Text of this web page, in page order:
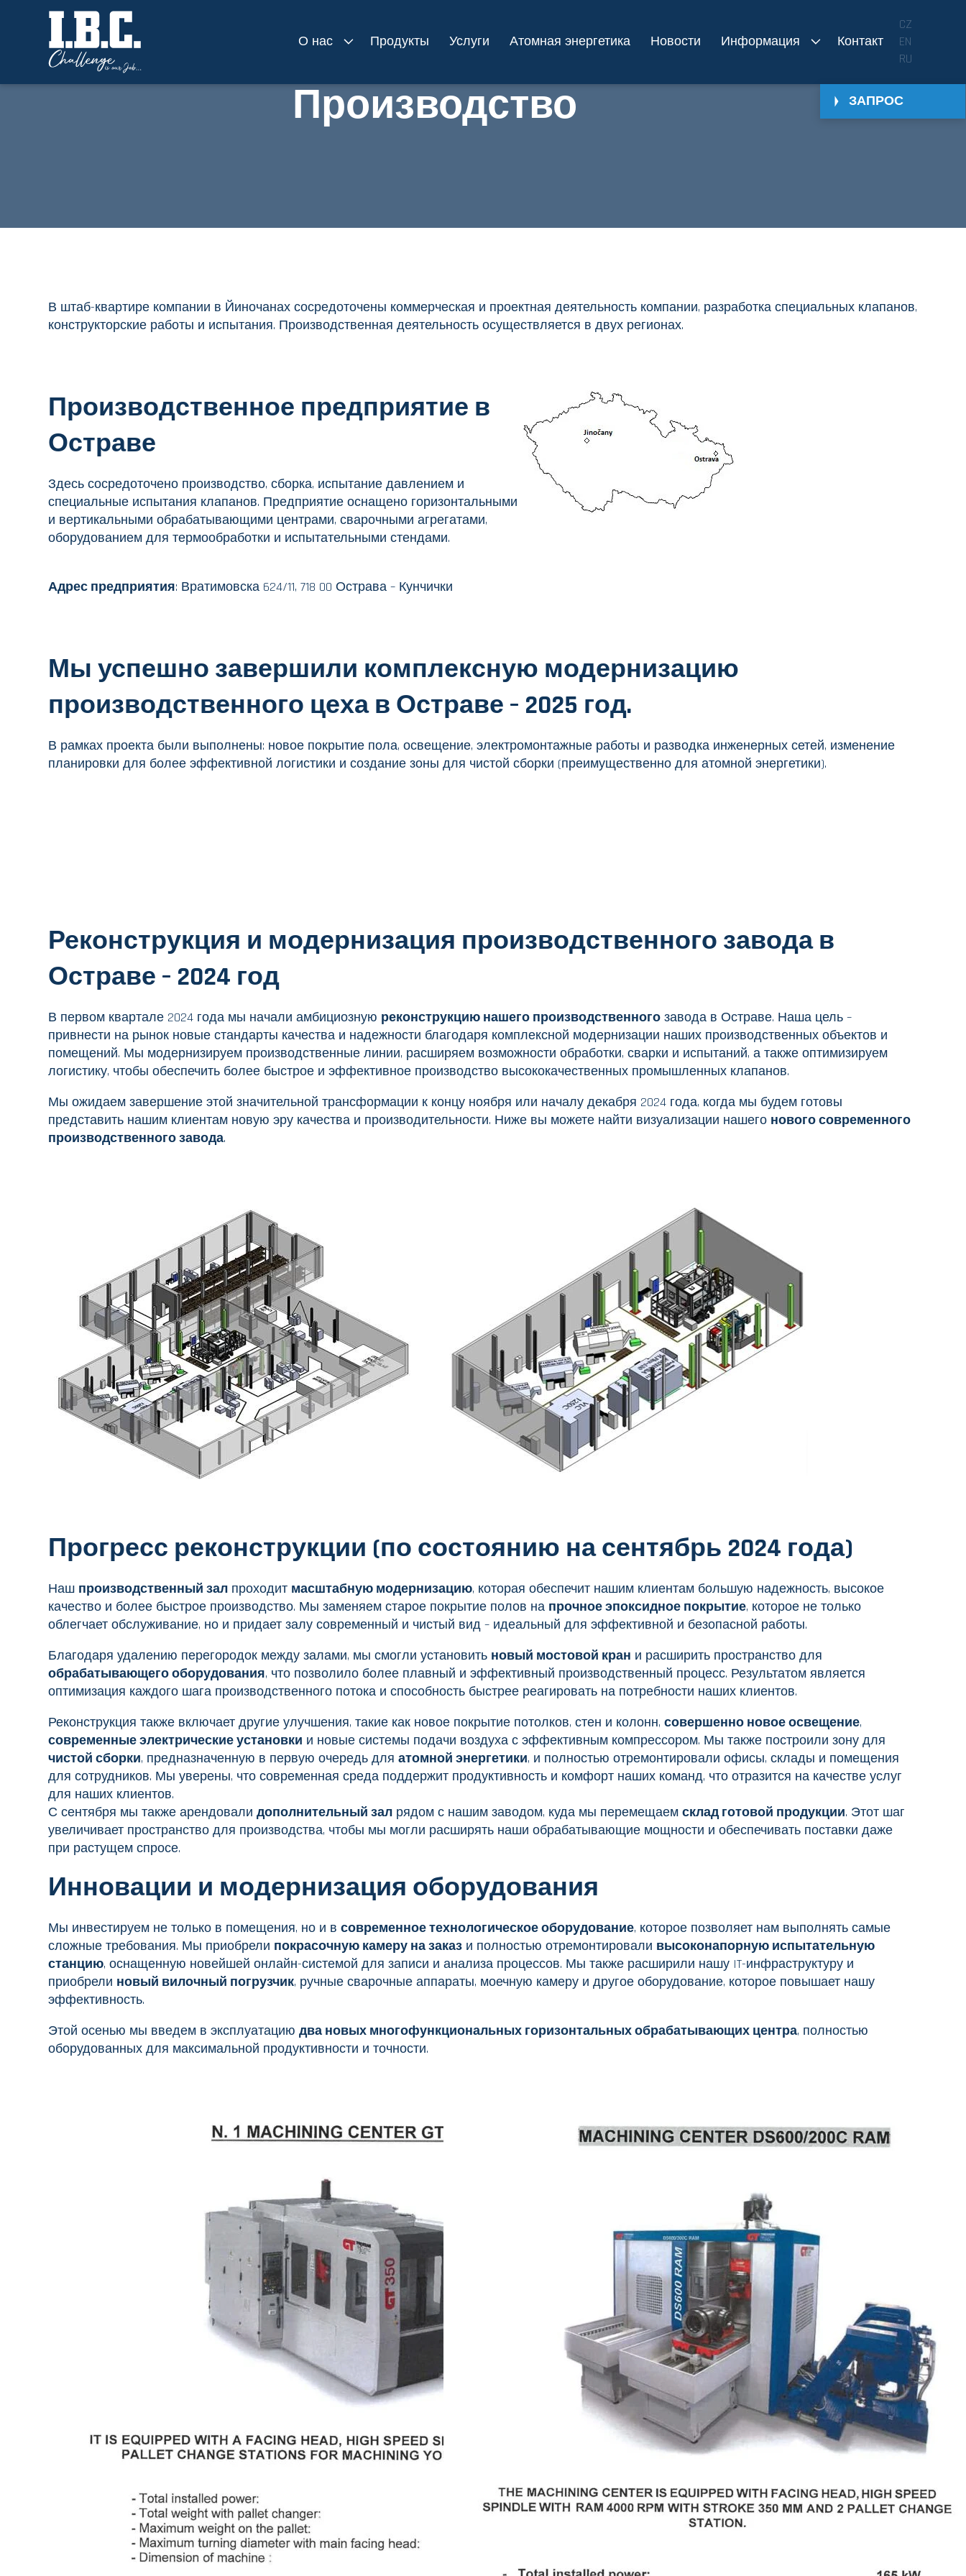
О нас Продукты Услуги Атомная энергетика Новости Информация Контакт
CZ
EN
RU
ЗАПРОС
Производство
В штаб-квартире компании в Йиночанах сосредоточены коммерческая и проектная деятельность компании, разработка специальных клапанов,
конструкторские работы и испытания. Производственная деятельность осуществляется в двух регионах.
Производственное предприятие в
Остраве
Здесь сосредоточено производство, сборка, испытание давлением и
специальные испытания клапанов. Предприятие оснащено горизонтальными
и вертикальными обрабатывающими центрами, сварочными агрегатами,
оборудованием для термообработки и испытательными стендами.
Адрес предприятия: Вратимовска 624/11, 718 00 Острава – Кунчички
Мы успешно завершили комплексную модернизацию
производственного цеха в Остраве – 2025 год.
В рамках проекта были выполнены: новое покрытие пола, освещение, электромонтажные работы и разводка инженерных сетей, изменение
планировки для более эффективной логистики и создание зоны для чистой сборки (преимущественно для атомной энергетики).
Реконструкция и модернизация производственного завода в
Остраве – 2024 год
В первом квартале 2024 года мы начали амбициозную реконструкцию нашего производственного завода в Остраве. Наша цель –
привнести на рынок новые стандарты качества и надежности благодаря комплексной модернизации наших производственных объектов и
помещений. Мы модернизируем производственные линии, расширяем возможности обработки, сварки и испытаний, а также оптимизируем
логистику, чтобы обеспечить более быстрое и эффективное производство высококачественных промышленных клапанов.
Мы ожидаем завершение этой значительной трансформации к концу ноября или началу декабря 2024 года, когда мы будем готовы
представить нашим клиентам новую эру качества и производительности. Ниже вы можете найти визуализации нашего нового современного
производственного завода.
Прогресс реконструкции (по состоянию на сентябрь 2024 года)
Наш производственный зал проходит масштабную модернизацию, которая обеспечит нашим клиентам большую надежность, высокое
качество и более быстрое производство. Мы заменяем старое покрытие полов на прочное эпоксидное покрытие, которое не только
облегчает обслуживание, но и придает залу современный и чистый вид – идеальный для эффективной и безопасной работы.
Благодаря удалению перегородок между залами, мы смогли установить новый мостовой кран и расширить пространство для
обрабатывающего оборудования, что позволило более плавный и эффективный производственный процесс. Результатом является
оптимизация каждого шага производственного потока и способность быстрее реагировать на потребности наших клиентов.
Реконструкция также включает другие улучшения, такие как новое покрытие потолков, стен и колонн,совершенно новое освещение,
современные электрические установки и новые системы подачи воздуха с эффективным компрессором. Мы также построили зону для
чистой сборки, предназначенную в первую очередь дляатомной энергетики, и полностью отремонтировали офисы, склады и помещения
для сотрудников. Мы уверены, что современная среда поддержит продуктивность и комфорт наших команд, что отразится на качестве услуг
для наших клиентов.
С сентября мы также арендовалидополнительный зал рядом с нашим заводом, куда мы перемещаемсклад готовой продукции. Этот шаг
увеличивает пространство для производства, чтобы мы могли расширять наши обрабатывающие мощности и обеспечивать поставки даже
при растущем спросе.
Инновации и модернизация оборудования
Мы инвестируем не только в помещения, но и всовременное технологическое оборудование, которое позволяет нам выполнять самые
сложные требования. Мы приобрели покрасочную камеру на заказ и полностью отремонтировали высоконапорную испытательную
станцию, оснащенную новейшей онлайн-системой для записи и анализа процессов. Мы также расширили нашу IT-инфраструктуру и
приобрели новый вилочный погрузчик, ручные сварочные аппараты, моечную камеру и другое оборудование, которое повышает нашу
эффективность.
Этой осенью мы введем в эксплуатациюдва новых многофункциональных горизонтальных обрабатывающих центра, полностью
оборудованных для максимальной продуктивности и точности.